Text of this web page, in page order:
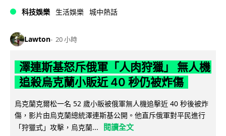
科技娛樂 生活娛樂 城中熱話
Lawton 20 小時
澤連斯基怒斥俄軍「人肉狩獵」 無人機
追殺烏克蘭小販近 40 秒仍被炸傷
烏克蘭克爾松一名 52 歲小販被俄軍無人機追擊近 40 秒後被炸
傷，影片由烏克蘭總統澤連斯基公開。他直斥俄軍對平民進行
「狩獵式」攻擊，烏克蘭...
閱讀全文